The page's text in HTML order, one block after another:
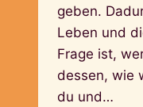
geben.
Leben und
Frage ist,
dessen, wie
du und…